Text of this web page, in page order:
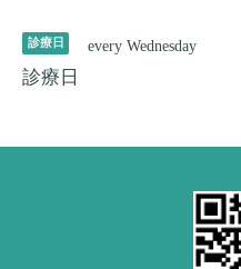
診療日 every Wednesday
診療日